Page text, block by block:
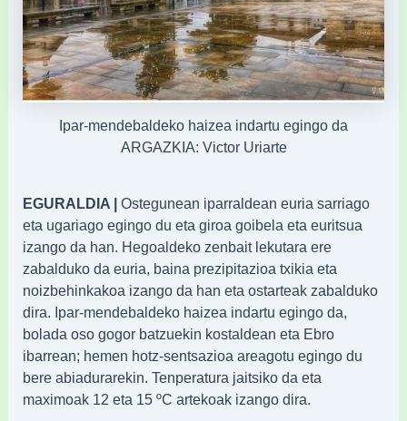
Ipar-mendebaldeko haizea indartu egingo da
ARGAZKIA: Victor Uriarte
EGURALDIA | Ostegunean iparraldean euria sarriago
eta ugariago egingo du eta giroa goibela eta euritsua
izango da han. Hegoaldeko zenbait lekutara ere
zabalduko da euria, baina prezipitazioa txikia eta
noizbehinkakoa izango da han eta ostarteak zabalduko
dira. Ipar-mendebaldeko haizea indartu egingo da,
bolada oso gogor batzuekin kostaldean eta Ebro
ibarrean; hemen hotz-sentsazioa areagotu egingo du
bere abiadurarekin. Tenperatura jaitsiko da eta
maximoak 12 eta 15 ºC artekoak izango dira.